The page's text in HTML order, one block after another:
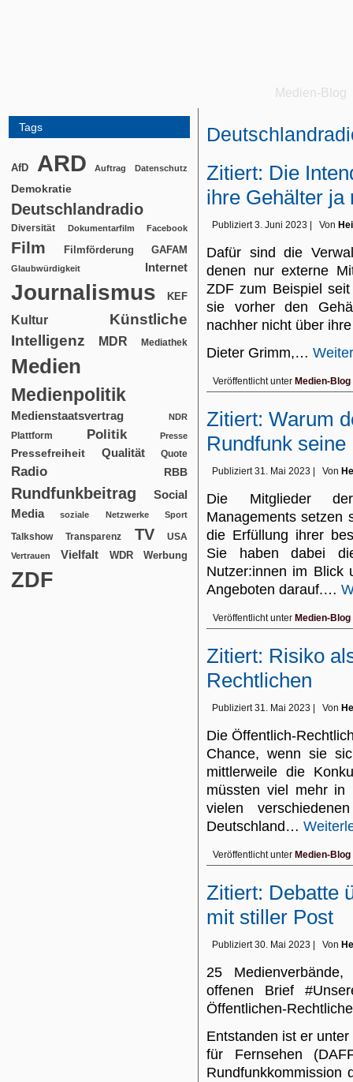
Medien-Blog
Tags
AfD ARD Auftrag Datenschutz
Demokratie
Deutschlandradio
Diversität Dokumentarfilm Facebook
Film Filmförderung GAFAM
Glaubwürdigkeit Internet
Journalismus KEF
Kultur
Künstliche
Intelligenz
MDR Mediathek
Medien
Medienpolitik
Medienstaatsvertrag NDR
Plattform Politik Presse
Pressefreiheit Qualität Quote
Radio RBB
Rundfunkbeitrag
Social
Media
soziale Netzwerke Sport
Talkshow Transparenz TV USA
Vertrauen Vielfalt WDR Werbung
ZDF
Zitiert: Die
ihre Gehälter ja
Publiziert 3. Juni 2023 Von
Dafür sind die
denen nur externe
ZDF zum Beispiel
sie vorher den
nachher nicht über
Dieter Grimm,…
Veröffentlicht unter Medien-Blog
Zitiert: Warum
Rundfunk
Publiziert 31. Mai 2023 Von
Die Mitglieder
Managements setzen
die Erfüllung ihrer
Sie haben dabei
Nutzer:innen im Blick
Angeboten darauf.…
Veröffentlicht unter Medien-Blog
Zitiert: Risiko
Rechtlichen
Publiziert 31. Mai 2023 Von
Die Öffentlich-
Chance, wenn sie
mittlerweile die
müssten viel mehr in
vielen
Deutschland…
Veröffentlicht unter Medien-Blog
Zitiert: Debatte
mit stiller Post
Publiziert 30. Mai 2023 Von
25
offenen Brief
Öffentlichen-
Entstanden ist er
für Fernsehen
Rundfunkkommission